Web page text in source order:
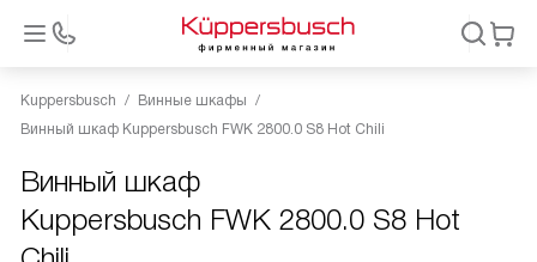
Kuppersbusch
Винные шкафы
Винный шкаф Kuppersbusch FWK 2800.0 S8 Hot Chili
Винный шкаф
Kuppersbusch FWK 2800.0 S8 Hot